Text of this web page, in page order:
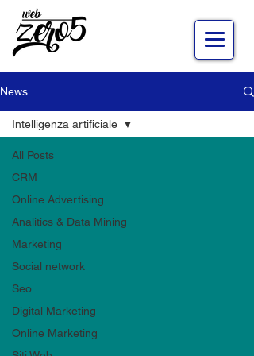
News
All Posts
CRM
Online Advertising
Analitics & Data Mining
Marketing
Social network
Seo
Digital Marketing
Online Marketing
Intelligenza artificiale